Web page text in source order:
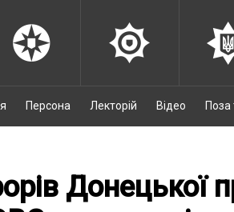
Персона Лекторій Відео
Донецької